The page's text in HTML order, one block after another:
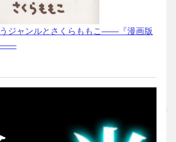
ジャンルとさくらももこ――『漫画版
――